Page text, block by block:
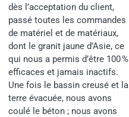
dès l’acceptation du client,
passé toutes les commandes
de matériel et de matériaux,
dont le granit jaune d’Asie, ce
qui nous a permis d’être 100 %
efficaces et jamais inactifs.
Une fois le bassin creusé et la
terre évacuée, nous avons
coulé le béton ; nous avons